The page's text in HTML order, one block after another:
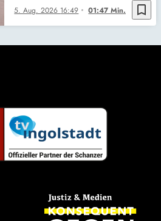
bookmark_border
5. Aug. 2026 16:49 01:47 Min.